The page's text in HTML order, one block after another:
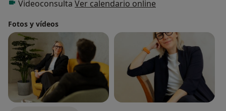
Videoconsulta Ver calendario online
Fotos y vídeos